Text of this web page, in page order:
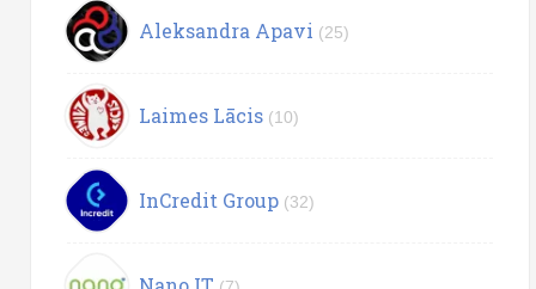
Aleksandra Apavi (25)
Laimes Lācis (10)
InCredit Group (32)